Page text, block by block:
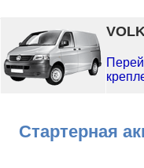
Стартерная